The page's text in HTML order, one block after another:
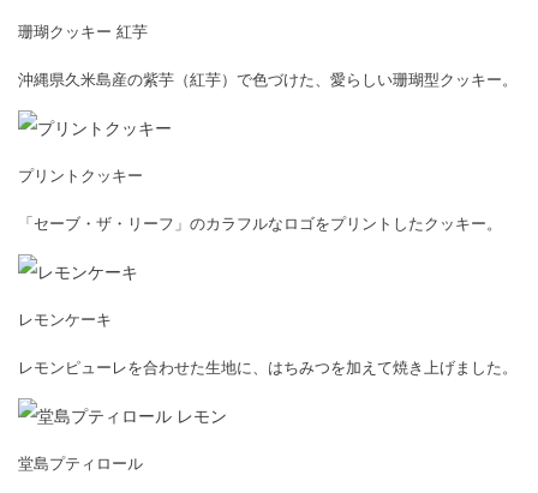
珊瑚クッキー 紅芋
沖縄県久米島産の紫芋（紅芋）で色づけた、愛らしい珊瑚型クッキー。
プリントクッキー
「セーブ・ザ・リーフ」のカラフルなロゴをプリントしたクッキー。
レモンケーキ
レモンピューレを合わせた生地に、はちみつを加えて焼き上げました。
堂島プティロール